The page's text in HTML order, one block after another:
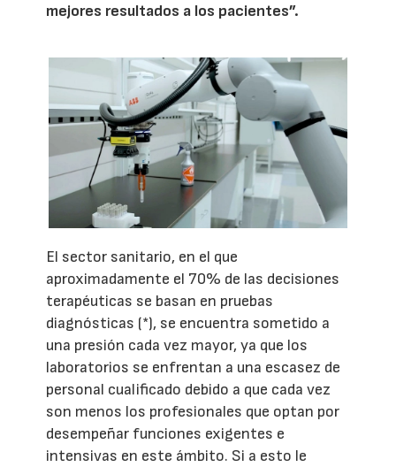
mejores resultados a los pacientes”.
El sector sanitario, en el que
aproximadamente el 70% de las decisiones
terapéuticas se basan en pruebas
diagnósticas (*), se encuentra sometido a
una presión cada vez mayor, ya que los
laboratorios se enfrentan a una escasez de
personal cualificado debido a que cada vez
son menos los profesionales que optan por
desempeñar funciones exigentes e
intensivas en este ámbito. Si a esto le